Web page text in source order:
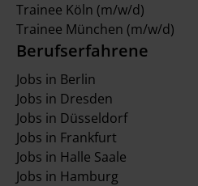
Trainee Köln (m/w/d)
Trainee München (m/w/d)
Berufserfahrene
Jobs in Berlin
Jobs in Dresden
Jobs in Düsseldorf
Jobs in Frankfurt
Jobs in Halle Saale
Jobs in Hamburg